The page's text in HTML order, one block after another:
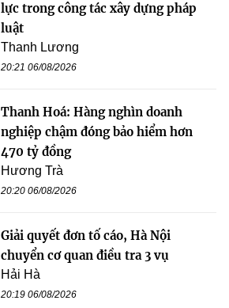
lực trong công tác xây dựng pháp
luật
Thanh Lương
20:21 06/08/2026
Thanh Hoá: Hàng nghìn doanh
nghiệp chậm đóng bảo hiểm hơn
470 tỷ đồng
Hương Trà
20:20 06/08/2026
Giải quyết đơn tố cáo, Hà Nội
chuyển cơ quan điều tra 3 vụ
Hải Hà
20:19 06/08/2026